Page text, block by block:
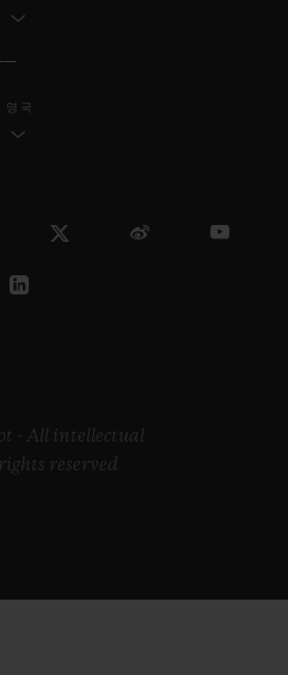
영국
- All intellectual
reserved